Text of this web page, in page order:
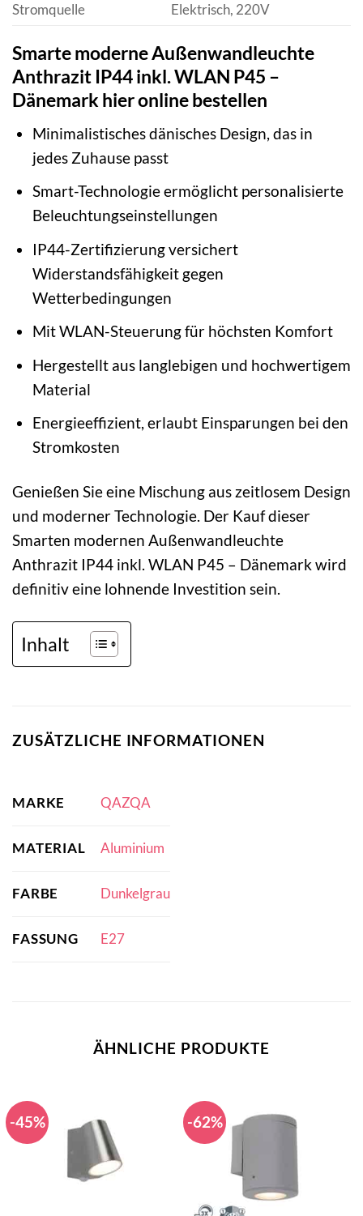
Stromquelle
Elektrisch, 220V
Smarte moderne Außenwandleuchte
Anthrazit IP44 inkl. WLAN P45 –
Dänemark hier online bestellen
Minimalistisches dänisches Design, das in
jedes Zuhause passt
Smart-Technologie ermöglicht personalisierte
Beleuchtungseinstellungen
IP44-Zertifizierung versichert
Widerstandsfähigkeit gegen
Wetterbedingungen
Mit WLAN-Steuerung für höchsten Komfort
Hergestellt aus langlebigen und hochwertigem
Material
Energieeffizient, erlaubt Einsparungen bei den
Stromkosten
Genießen Sie eine Mischung aus zeitlosem Design
und moderner Technologie. Der Kauf dieser
Smarten modernen Außenwandleuchte
Anthrazit IP44 inkl. WLAN P45 – Dänemark wird
definitiv eine lohnende Investition sein.
Inhalt
ZUSÄTZLICHE INFORMATIONEN
MARKE QAZQA
MATERIAL Aluminium
FARBE Dunkelgrau
FASSUNG E27
ÄHNLICHE PRODUKTE
-45% -62%